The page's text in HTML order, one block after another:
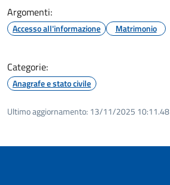
Argomenti:
Accesso all'informazione Matrimonio
Categorie:
Anagrafe e stato civile
Ultimo aggiornamento: 13/11/2025 10:11.48